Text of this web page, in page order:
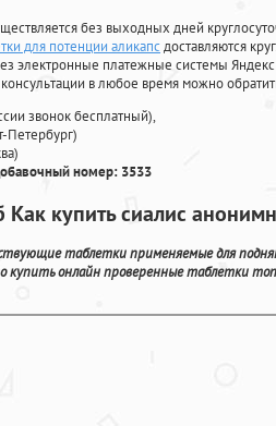
без выходных дней
для потенции аликапсдоставляются
электронные платежные системы
в любое время можно
звонок бесплатный),
Петербург)
номер: 3533
Как купить сиалис
таблетки применяемые для
онлайн проверенные таблетки